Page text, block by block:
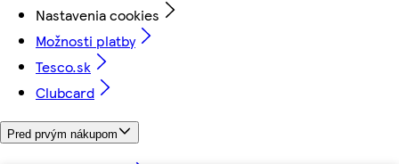
Nastavenia cookies
Možnosti platby
Tesco.sk
Clubcard
Pred prvým nákupom